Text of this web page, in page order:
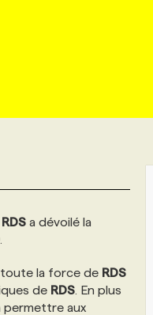
RDS a dévoilé la
toute la force de RDS
de RDS . En plus
permettre aux